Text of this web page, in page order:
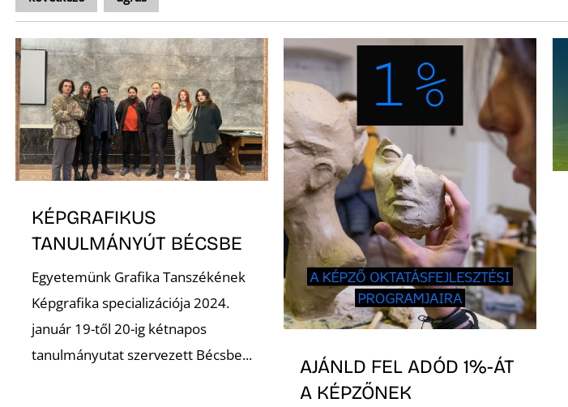
KÉPGRAFIKUS
TANULMÁNYÚT BÉCSBE
Egyetemünk Grafika Tanszékének
Képgrafika specializációja 2024.
január 19-től 20-ig kétnapos
tanulmányutat szervezett Bécsbe...
AJÁNLD FEL ADÓD 1%-ÁT
A KÉPZŐNEK